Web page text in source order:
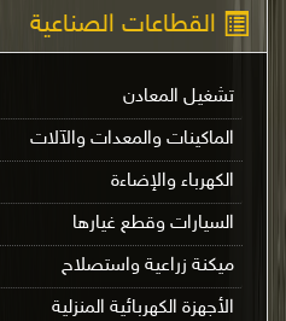
القطاعات الصناعية
تشغيل المعادن
الماكينات والمعدات والآلات
الكهرباء والإضاءة
السيارات وقطع غيارها
ميكنة زراعية واستصلاح
الأجهزة الكهربائية المنزلية